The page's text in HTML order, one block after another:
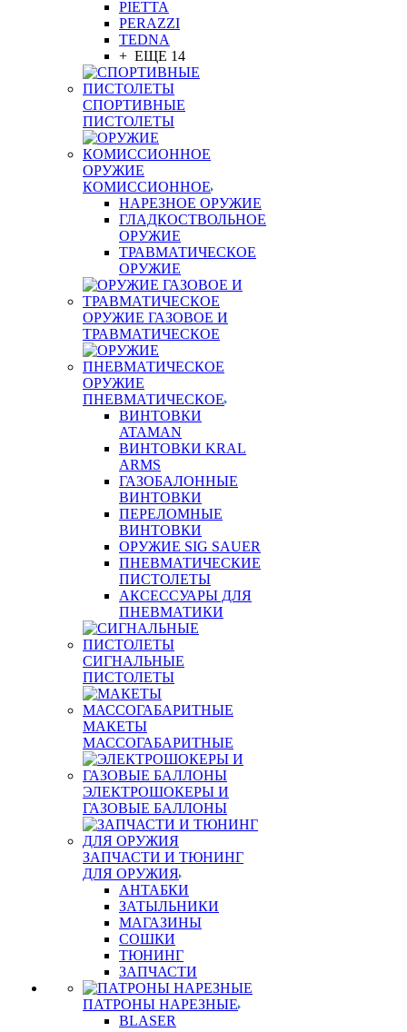
PIETTA
PERAZZI
TEDNA
+ ЕЩЕ 14
СПОРТИВНЫЕ
ПИСТОЛЕТЫ
ОРУЖИЕ
КОМИССИОННОЕ
НАРЕЗНОЕ ОРУЖИЕ
ГЛАДКОСТВОЛЬНОЕ
ОРУЖИЕ
ТРАВМАТИЧЕСКОЕ
ОРУЖИЕ
ОРУЖИЕ ГАЗОВОЕ И
ТРАВМАТИЧЕСКОЕ
ОРУЖИЕ
ПНЕВМАТИЧЕСКОЕ
ВИНТОВКИ
ATAMAN
ВИНТОВКИ KRAL
ARMS
ГАЗОБАЛОННЫЕ
ВИНТОВКИ
ПЕРЕЛОМНЫЕ
ВИНТОВКИ
ОРУЖИЕ SIG SAUER
ПНЕВМАТИЧЕСКИЕ
ПИСТОЛЕТЫ
АКСЕССУАРЫ ДЛЯ
ПНЕВМАТИКИ
СИГНАЛЬНЫЕ
ПИСТОЛЕТЫ
МАКЕТЫ
МАССОГАБАРИТНЫЕ
ЭЛЕКТРОШОКЕРЫ И
ГАЗОВЫЕ БАЛЛОНЫ
ЗАПЧАСТИ И ТЮНИНГ
ДЛЯ ОРУЖИЯ
АНТАБКИ
ЗАТЫЛЬНИКИ
МАГАЗИНЫ
СОШКИ
ТЮНИНГ
ЗАПЧАСТИ
ПАТРОНЫ НАРЕЗНЫЕ
BLASER